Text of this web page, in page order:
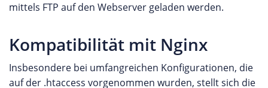
mittels FTP auf den Webserver geladen werden.
Kompatibilität mit Nginx
Insbesondere bei umfangreichen Konfigurationen, die
auf der .htaccess vorgenommen wurden, stellt sich die